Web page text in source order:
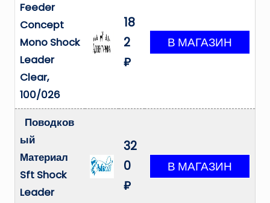
Feeder
Concept
Mono Shock
Leader
Clear,
100/026
18
2
₽
Поводков
ый
Материал
Sft Shock
Leader
32
0
₽